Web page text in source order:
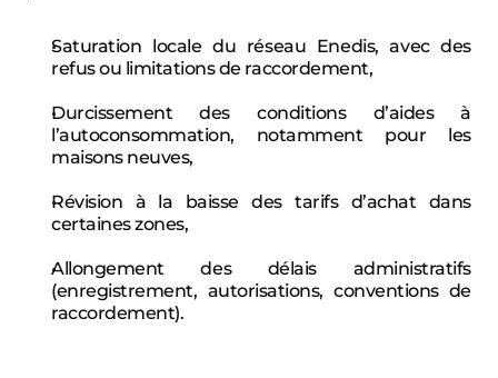
Saturation locale du réseau Enedis, avec des
refus ou limitations de raccordement,
Durcissement des conditions d’aides à
l’autoconsommation, notamment pour les
maisons neuves,
Révision à la baisse des tarifs d’achat dans
certaines zones,
Allongement des délais administratifs
(enregistrement, autorisations, conventions de
raccordement).